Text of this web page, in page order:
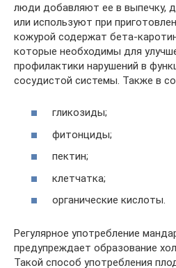
люди добавляют ее в выпечку,
или используют при
кожурой содержат бета-
которые необходимы для
профилактики нарушений в
сосудистой системы. Также в
гликозиды;
фитонциды;
пектин;
клетчатка;
органические кислоты.
Регулярное употребление
предупреждает образование
Такой способ употребления